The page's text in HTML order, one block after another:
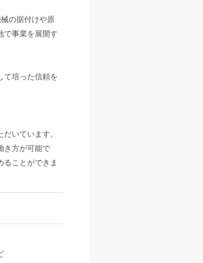
の据付けや原
で事業を展開す
て培った信頼を
いています。
き方が可能で
ることができま